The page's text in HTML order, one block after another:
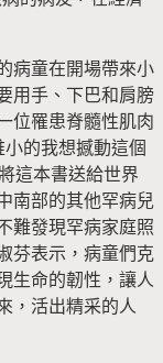
病童在開場帶來小
用手、下巴和肩膀
位罹患脊髓性肌肉
的我想撼動這個
這本書送給世界
南部的其他罕病兒
難發現罕病家庭照
芬表示，病童們克
生命的韌性，讓人
，活出精采的人